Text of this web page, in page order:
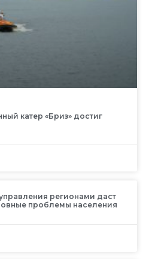
катер «Бриз» достиг
регионами даст
проблемы населения